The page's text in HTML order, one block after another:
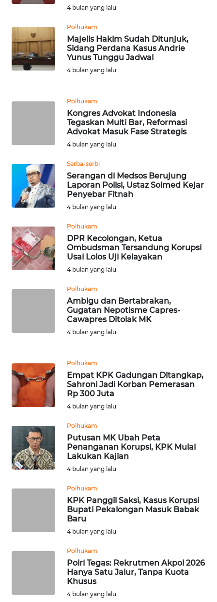
4 bulan yang lalu
Polhukam
Majelis Hakim Sudah Ditunjuk,
Sidang Perdana Kasus Andrie
Yunus Tunggu Jadwal
4 bulan yang lalu
Polhukam
Kongres Advokat Indonesia
Tegaskan Multi Bar, Reformasi
Advokat Masuk Fase Strategis
4 bulan yang lalu
Serba-serbi
Serangan di Medsos Berujung
Laporan Polisi, Ustaz Solmed Kejar
Penyebar Fitnah
4 bulan yang lalu
Polhukam
DPR Kecolongan, Ketua
Ombudsman Tersandung Korupsi
Usai Lolos Uji Kelayakan
4 bulan yang lalu
Polhukam
Ambigu dan Bertabrakan,
Gugatan Nepotisme Capres-
Cawapres Ditolak MK
4 bulan yang lalu
Polhukam
Empat KPK Gadungan Ditangkap,
Sahroni Jadi Korban Pemerasan
Rp 300 Juta
4 bulan yang lalu
Polhukam
Putusan MK Ubah Peta
Penanganan Korupsi, KPK Mulai
Lakukan Kajian
4 bulan yang lalu
Polhukam
KPK Panggil Saksi, Kasus Korupsi
Bupati Pekalongan Masuk Babak
Baru
4 bulan yang lalu
Polhukam
Polri Tegas: Rekrutmen Akpol 2026
Hanya Satu Jalur, Tanpa Kuota
Khusus
4 bulan yang lalu
WN
SULTRA
SULBAR
WN
BABEL
WN
SUMBAR
WN
SUMSEL
WN
WN
JATENG
WN
JOGJA
JATIM
KALTENG